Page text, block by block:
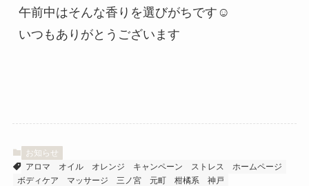
午前中はそんな香りを選びがちです☺
いつもありがとうございます
お知らせ
アロマ
オイル オレンジ キャンペーン ストレス
ホームページ
ボディケア
マッサージ 三ノ宮 元町 柑橘系 神戸